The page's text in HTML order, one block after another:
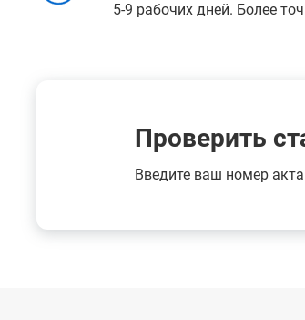
5-9 рабочих дней. Более
Проверить
Введите ваш номер